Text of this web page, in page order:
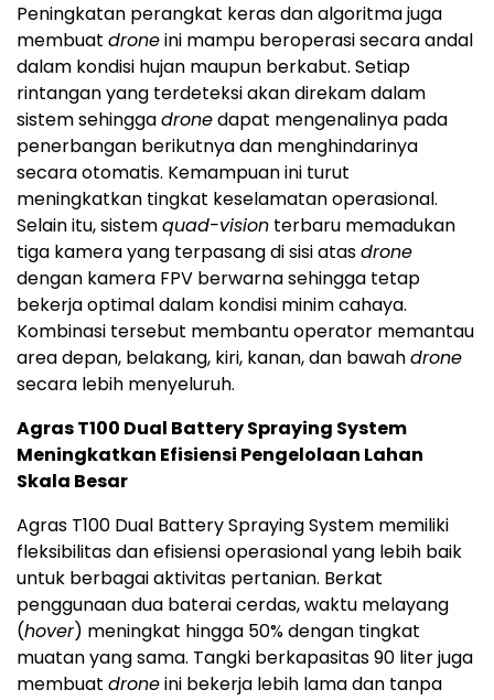
Peningkatan perangkat keras dan algoritma juga
membuat droneini mampu beroperasi secara andal
dalam kondisi hujan maupun berkabut. Setiap
rintangan yang terdeteksi akan direkam dalam
sistem sehinggadronedapat mengenalinya pada
penerbangan berikutnya dan menghindarinya
secara otomatis. Kemampuan ini turut
meningkatkan tingkat keselamatan operasional.
Selain itu, sistemquad-vision terbaru memadukan
tiga kamera yang terpasang di sisi atasdrone
dengan kamera FPV berwarna sehingga tetap
bekerja optimal dalam kondisi minim cahaya.
Kombinasi tersebut membantu operator memantau
area depan, belakang, kiri, kanan, dan bawahdrone
secara lebih menyeluruh.
Agras T100 Dual Battery Spraying System
Meningkatkan Efisiensi Pengelolaan Lahan
Skala Besar
Agras T100 Dual Battery Spraying System memiliki
fleksibilitas dan efisiensi operasional yang lebih baik
untuk berbagai aktivitas pertanian. Berkat
penggunaan dua baterai cerdas, waktu melayang
(hover) meningkat hingga 50% dengan tingkat
muatan yang sama. Tangki berkapasitas 90 liter juga
membuat droneini bekerja lebih lama dan tanpa